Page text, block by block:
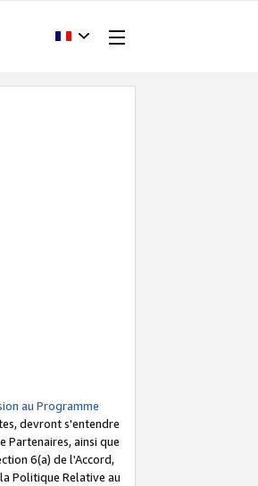
au Programme
devront s'entendre
Partenaires, ainsi que
6(a) de l'Accord,
Politique Relative au